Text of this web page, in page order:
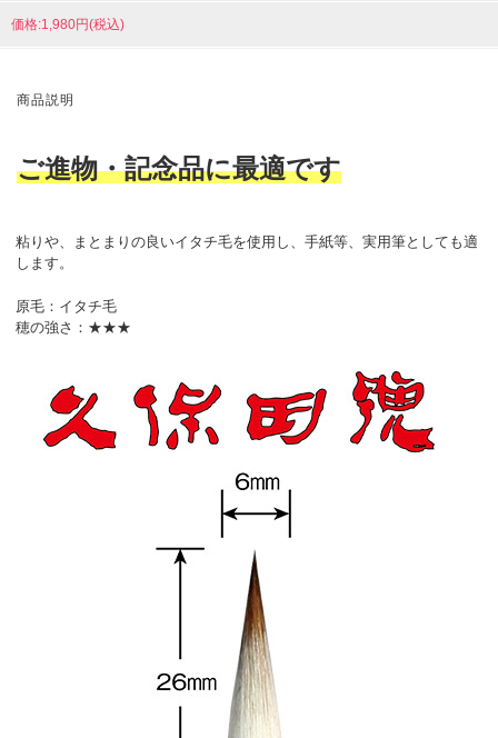
価格:1,980円(税込)
商品説明
ご進物・記念品に最適です
粘りや、まとまりの良いイタチ毛を使用し、手紙等、実用筆としても適
します。
原毛：イタチ毛
穂の強さ：★★★